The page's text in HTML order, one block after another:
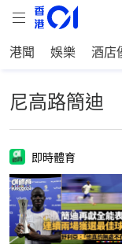
港聞 娛樂 酒店
尼高路簡迪
即時體育